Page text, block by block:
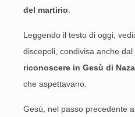
del martirio
Leggendo il testo di oggi,
discepoli, condivisa anche
riconoscere in Gesù di
che aspettavano.
Gesù, nel passo precedente